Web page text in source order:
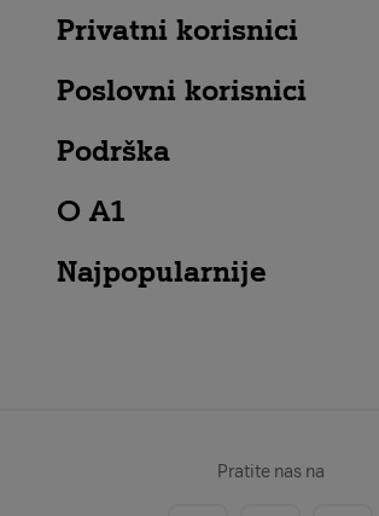
Privatni korisnici
Poslovni korisnici
Podrška
O A1
Najpopularnije
Pratite nas na